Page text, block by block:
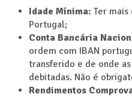
Idade Mínima: Ter
Portugal;
Conta Bancária
ordem com IBAN
transferido e de onde
debitadas. Não é
Rendimentos